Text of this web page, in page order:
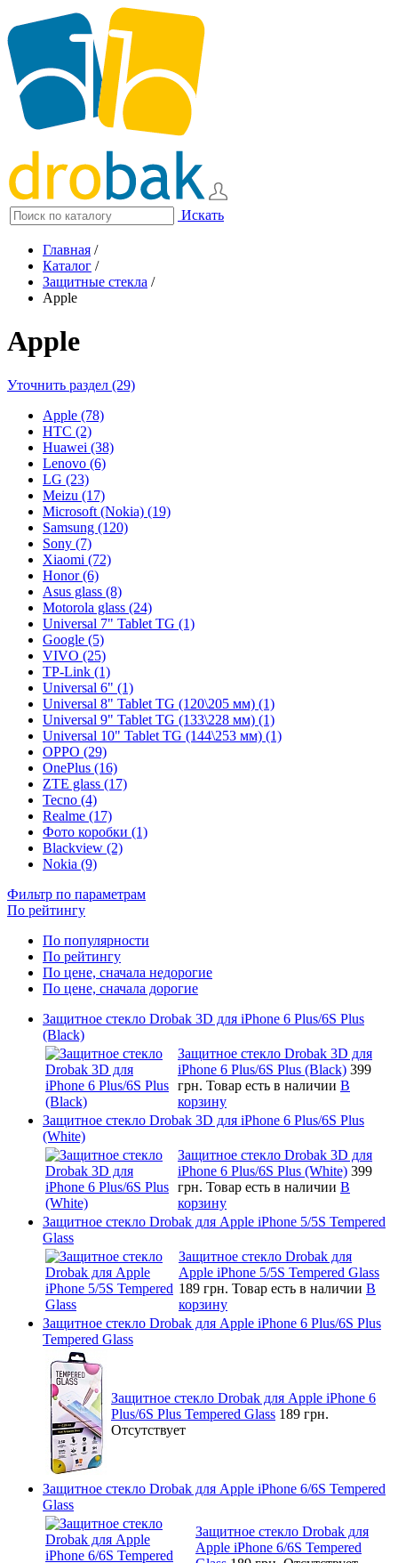
Искать
Главная /
Каталог /
Защитные стекла /
Apple
Apple
Уточнить раздел (29)
Apple (78)
HTC (2)
Huawei (38)
Lenovo (6)
LG (23)
Meizu (17)
Microsoft (Nokia) (19)
Samsung (120)
Sony (7)
Xiaomi (72)
Honor (6)
Asus glass (8)
Motorola glass (24)
Universal 7" Tablet TG (1)
Google (5)
VIVO (25)
TP-Link (1)
Universal 6" (1)
Universal 8" Tablet TG (120\205 мм) (1)
Universal 9" Tablet TG (133\228 мм) (1)
Universal 10" Tablet TG (144\253 мм) (1)
OPPO (29)
OnePlus (16)
ZTE glass (17)
Tecno (4)
Realme (17)
Фото коробки (1)
Blackview (2)
Nokia (9)
Фильтр по параметрам
По рейтингу
По популярности
По рейтингу
По цене, сначала недорогие
По цене, сначала дорогие
Защитное стекло Drobak 3D для iPhone 6 Plus/6S Plus
(Black)
Защитное стекло Drobak 3D для
iPhone 6 Plus/6S Plus (Black) 399
грн. Товар есть в наличии В
корзину
Защитное стекло Drobak 3D для iPhone 6 Plus/6S Plus
(White)
Защитное стекло Drobak 3D для
iPhone 6 Plus/6S Plus (White) 399
грн. Товар есть в наличии В
корзину
Защитное стекло Drobak для Apple iPhone 5/5S Tempered
Glass
Защитное стекло Drobak для
Apple iPhone 5/5S Tempered Glass
189 грн. Товар есть в наличии В
корзину
Защитное стекло Drobak для Apple iPhone 6 Plus/6S Plus
Tempered Glass
Защитное стекло Drobak для Apple iPhone 6
Plus/6S Plus Tempered Glass 189 грн.
Отсутствует
Защитное стекло Drobak для Apple iPhone 6/6S Tempered
Glass
Защитное стекло Drobak для
Apple iPhone 6/6S Tempered